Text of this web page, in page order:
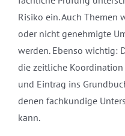
Risiko ein. Auch Themen
oder nicht genehmigte
werden. Ebenso wichtig:
die zeitliche
und Eintrag ins
denen fachkundige
kann.